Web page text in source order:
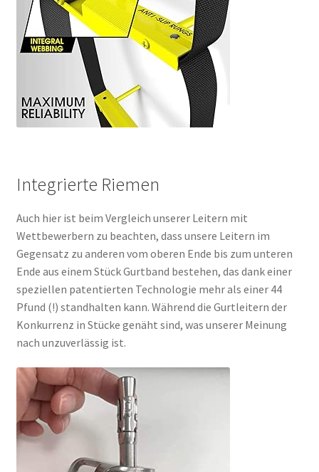
Integrierte Riemen
Auch hier ist beim Vergleich unserer Leitern mit
Wettbewerbern zu beachten, dass unsere Leitern im
Gegensatz zu anderen vom oberen Ende bis zum unteren
Ende aus einem Stück Gurtband bestehen, das dank einer
speziellen patentierten Technologie mehr als einer 44
Pfund (!) standhalten kann. Während die Gurtleitern der
Konkurrenz in Stücke genäht sind, was unserer Meinung
nach unzuverlässig ist.